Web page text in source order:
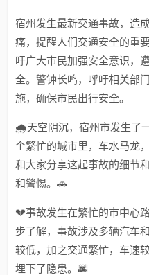
宿州发生最新交通事故，造
痛，提醒人们交通安全的重
吁广大市民加强安全意识，
全。警钟长鸣，呼吁相关部
施，确保市民出行安全。
🌧️天空阴沉，宿州市发生了
个繁忙的城市里，车水马龙
和大家分享这起事故的细节
和警惕。🚗
💔事故发生在繁忙的市中心
步了解，事故涉及多辆汽车
较低，加之交通繁忙，车速
埋下了隐患。🌆